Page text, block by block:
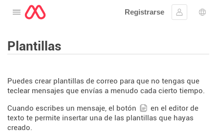
Abre el menú
Registrarse
Ingresar
Plantillas
Puedes crear plantillas de correo para que no tengas que
teclear mensajes que envías a menudo cada cierto tiempo.
Cuando escribes un mensaje, el botón
en el editor de
texto te permite insertar una de las plantillas que hayas
creado.